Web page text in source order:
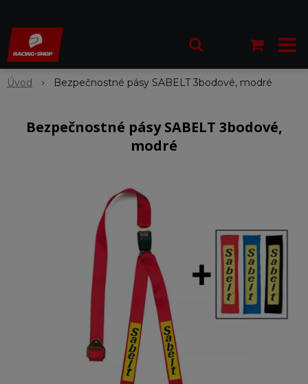
Úvod Bezpečnostné pásy SABELT 3bodové, modré
Bezpečnostné pásy SABELT 3bodové,
modré